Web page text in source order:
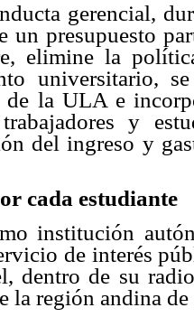
gerencial,
un presupuesto
elimine la
universitario,
de la ULA e
trabajadores y
del ingreso y
cada estudiante
institución
de interés
dentro de su
la región andina